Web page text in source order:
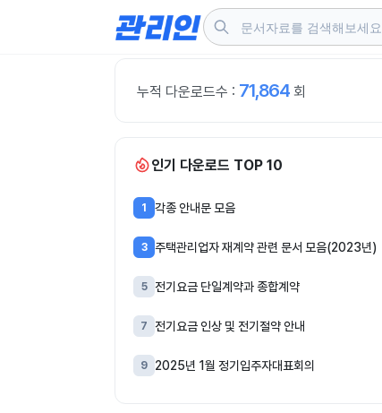
누적 다운로드수 : 71,864 회
인기 다운로드 TOP 10
1 각종 안내문 모음
3 주택관리업자 재계약 관련 문서 모음(2023년)
5 전기요금 단일계약과 종합계약
7 전기요금 인상 및 전기절약 안내
9 2025년 1월 정기입주자대표회의